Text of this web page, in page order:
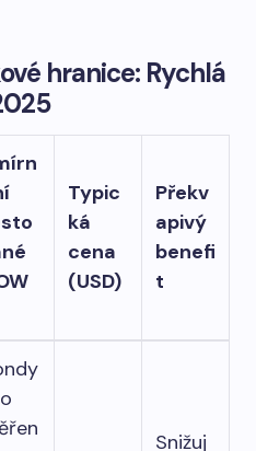
hranice: Rychlá
Typic
ká
cena
(USD)
Překv
apivý
benefi
t
Snižuj